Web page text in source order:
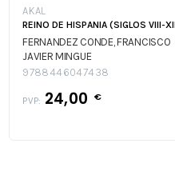
AKAL
REINO DE HISPANIA (SIGLOS VIII-
FERNANDEZ CONDE, FRANCISCO
JAVIER MINGUE
9788446047438
PVP: 24,00 €